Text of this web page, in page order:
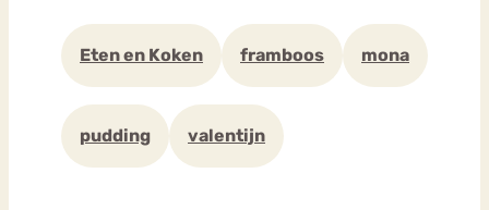
Eten en Koken framboos mona
pudding valentijn